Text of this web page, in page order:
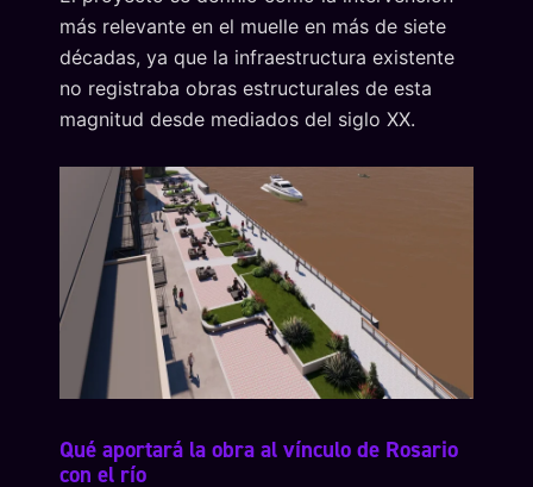
más relevante en el muelle en más de siete
décadas, ya que la infraestructura existente
no registraba obras estructurales de esta
magnitud desde mediados del siglo XX.
Qué aportará la obra al vínculo de Rosario
con el río